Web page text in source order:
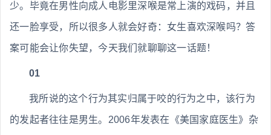
少。毕竟在男性向成人电影里深喉是常上演的戏码，并且
还一脸享受，所以很多人就会好奇：女生喜欢深喉吗？答
案可能会让你失望，今天我们就聊聊这一话题！
01
我所说的这个行为其实归属于咬的行为之中，该行为
的发起者往往是男生。2006年发表在《美国家庭医生》杂